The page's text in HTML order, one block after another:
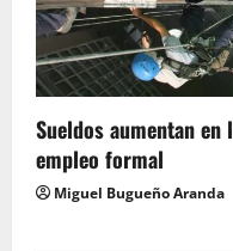
Sueldos aumentan
empleo formal
Miguel Bugueño Aranda